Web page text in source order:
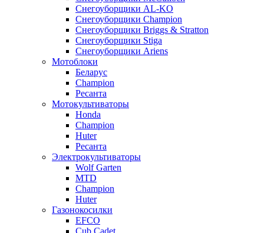
Снегоуборщики AL-KO
Снегоуборщики Champion
Снегоуборщики Briggs & Stratton
Снегоуборщики Stiga
Снегоуборщики Ariens
Мотоблоки
Беларус
Champion
Ресанта
Мотокультиваторы
Honda
Champion
Huter
Ресанта
Электрокультиваторы
Wolf Garten
MTD
Champion
Huter
Газонокосилки
EFCO
Cub Cadet